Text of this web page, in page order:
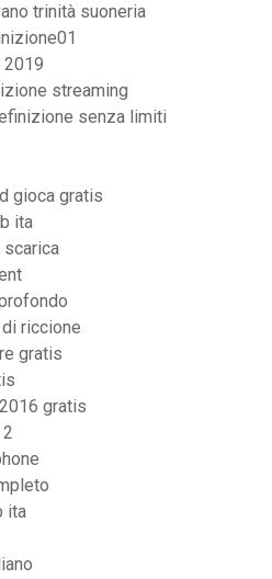
trinità suoneria
2019
streaming
senza limiti
gioca gratis
ita
scarica
riccione
gratis
gratis
ita